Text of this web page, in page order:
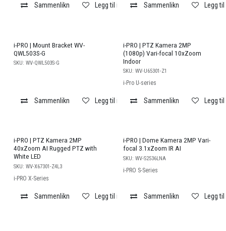
Sammenlikn Legg til i ønskelisteSammenlikn Legg
i-PRO | Mount Bracket WV-
QWL503S-G
SKU: WV-QWL503S-G
Sammenlikn Legg til i ønskeliste
i-PRO | PTZ Kamera 2MP
(1080p) Vari-focal 10xZoom
Indoor
SKU: WV-U65301-Z1
i-Pro U-series
Sammenlikn Legg
i-PRO | PTZ Kamera 2MP
40xZoom AI Rugged PTZ with
White LED
SKU: WV-X67301-Z4L3
i-PRO X-Series
Sammenlikn Legg til i ønskeliste
i-PRO | Dome Kamera 2MP Vari-
focal 3.1xZoom IR AI
SKU: WV-S2536LNA
i-PRO S-Series
Sammenlikn Legg